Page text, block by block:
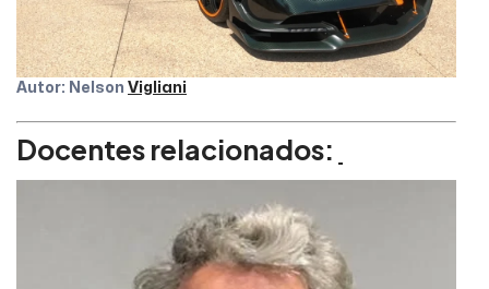
Autor: Nelson Vigliani
Docentes relacionados: